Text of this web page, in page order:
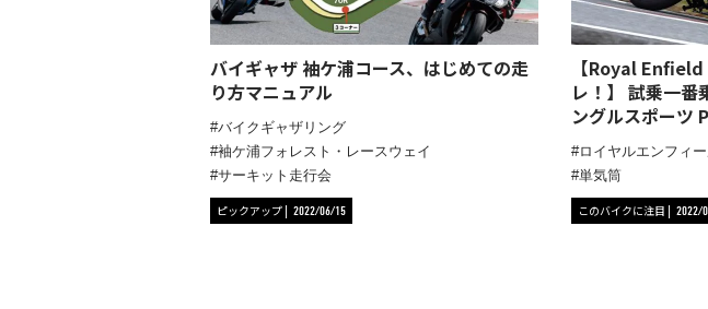
バイギャザ 袖ケ浦コース、はじめての走
り方マニュアル
バイクギャザリング
袖ケ浦フォレスト・レースウェイ
サーキット走行会
ピックアップ 2022/06/15
【Royal
レ！】 試乗一番
ングルスポーツ
ロイヤルエンフィ
単気筒
このバイクに注目 2022/